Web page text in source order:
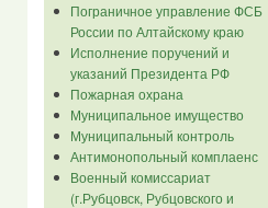
Пограничное управление ФСБ
России по Алтайскому краю
Исполнение поручений и
указаний Президента РФ
Пожарная охрана
Муниципальное имущество
Муниципальный контроль
Антимонопольный комплаенс
Военный комиссариат
(г.Рубцовск, Рубцовского и